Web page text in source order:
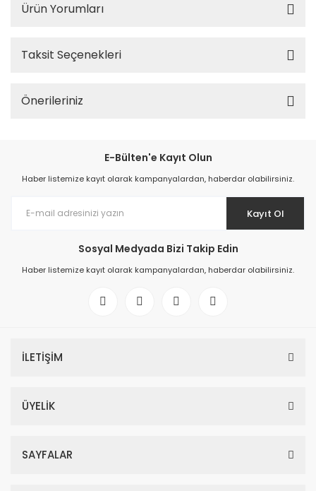
Ürün Yorumları
Taksit Seçenekleri
Önerileriniz
E-Bülten'e Kayıt Olun
Haber listemize kayıt olarak kampanyalardan, haberdar olabilirsiniz.
Kayıt Ol
Sosyal Medyada Bizi Takip Edin
Haber listemize kayıt olarak kampanyalardan, haberdar olabilirsiniz.
İLETİŞİM
ÜYELİK
SAYFALAR